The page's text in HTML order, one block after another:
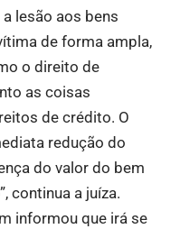
lesão aos bens
de forma ampla,
o direito de
as coisas
de crédito. O
redução do
do valor do bem
continua a juíza.
informou que irá se